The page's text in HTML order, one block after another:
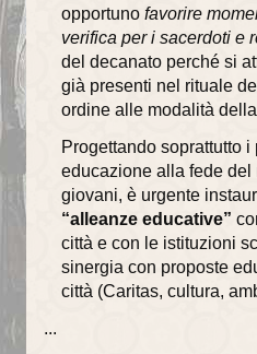
opportuno favorire
verifica per i sacerdoti e
del decanato perché si
già presenti nel rituale
ordine alle modalità
Progettando soprattutto i
educazione alla fede
giovani, è urgente
“alleanze educative”
città e con le istituzioni
sinergia con proposte
città (Caritas, cultura,
...